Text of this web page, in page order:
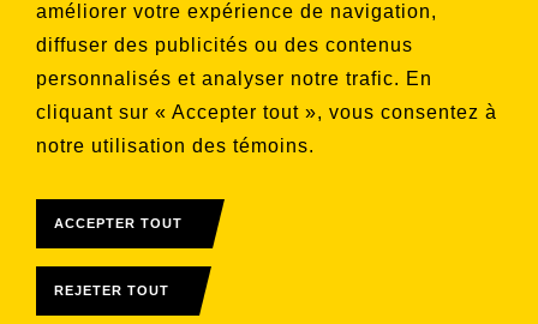
améliorer votre expérience de navigation,
diffuser des publicités ou des contenus
personnalisés et analyser notre trafic. En
cliquant sur « Accepter tout », vous consentez à
notre utilisation des témoins.
ACCEPTER TOUT
REJETER TOUT
Aucune liste sélectionnée
S'INSCRIRE